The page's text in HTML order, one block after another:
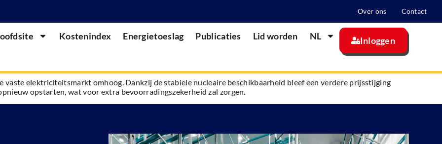
Over ons Contact
Kostenindex Energietoeslag Publicaties Lid worden NL Inloggen
vaste elektriciteitsmarkt omhoog. Dankzij de stabiele nucleaire beschikbaarheid bleef een verdere prijsstijging
opstarten, wat voor extra bevoorradingszekerheid zal zorgen.